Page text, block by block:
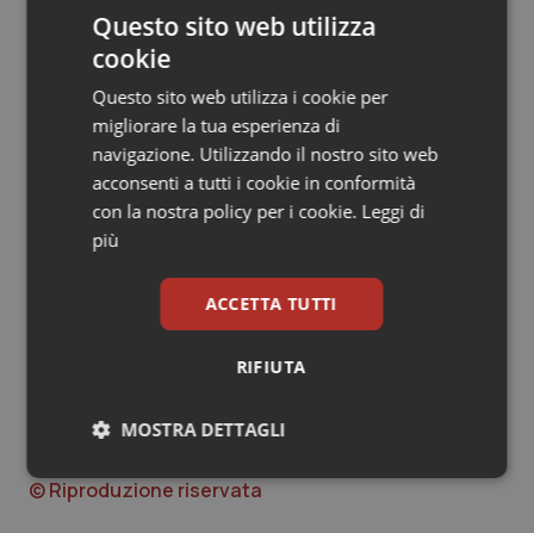
tempestivo ai luoghi pertinenti e a tutti i dati umani,
animali e ambientali disponibili".
Reuters Health News
Stephanie Nebehay e John Miller
(Versione italiana Quotidiano Sanità)
L’Oms ‘striglia’ l’Europa sulle vaccinazioni: “Si
procede con una lentezza inaccettabile”
Stephanie Nebehay e John Miller
© Riproduzione riservata
Questo sito web utilizza
cookie
Questo sito web utilizza i cookie per
migliorare la tua esperienza di
navigazione. Utilizzando il nostro sito web
acconsenti a tutti i cookie in conformità
con la nostra policy per i cookie. Leggi di
più
ACCETTA TUTTI
RIFIUTA
MOSTRA DETTAGLI
Necessari Statistici Marketing